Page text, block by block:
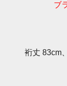
ブ
裄丈 83cm